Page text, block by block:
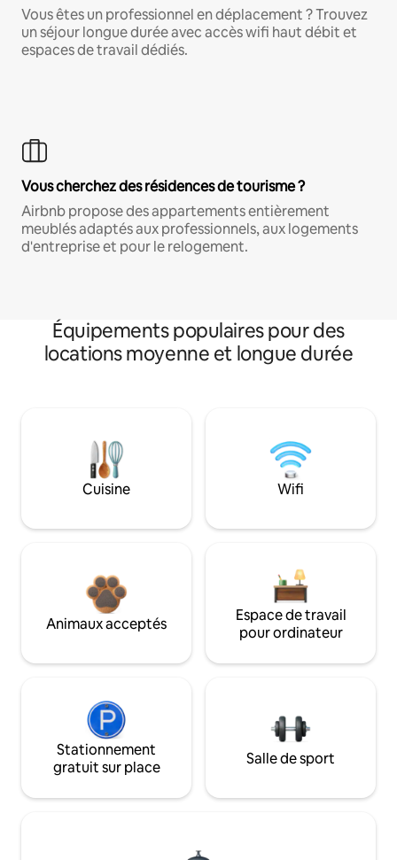
Vous êtes un professionnel en déplacement ? Trouvez
un séjour longue durée avec accès wifi haut débit et
espaces de travail dédiés.
Vous cherchez des résidences de tourisme ?
Airbnb propose des appartements entièrement
meublés adaptés aux professionnels, aux logements
d'entreprise et pour le relogement.
Équipements populaires pour des
locations moyenne et longue durée
Cuisine Wifi
Animaux acceptés
Espace de travail
pour ordinateur
Stationnement
gratuit sur place
Salle de sport